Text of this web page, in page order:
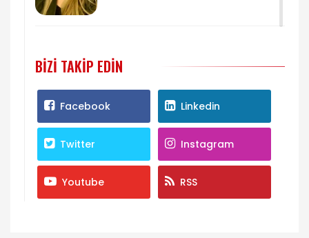
BIZI TAKIP EDIN
Facebook Linkedin
Twitter Instagram
Youtube RSS